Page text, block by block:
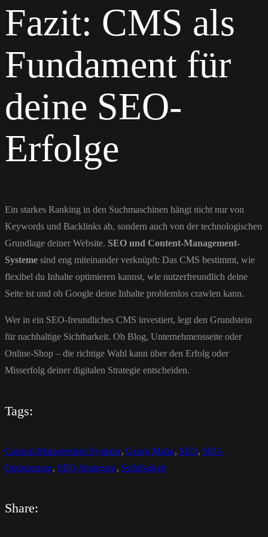
Fazit: CMS als
Fundament für
deine SEO-
Erfolge
Ein starkes Ranking in den Suchmaschinen hängt nicht nur von
Keywords und Backlinks ab, sondern auch von der technologischen
Grundlage deiner Website. SEO und Content-Management-
Systeme sind eng miteinander verknüpft: Das CMS bestimmt, wie
flexibel du Inhalte optimieren kannst, wie nutzerfreundlich deine
Seite ist und ob Google deine Inhalte problemlos crawlen kann.
Wer in ein SEO-freundliches CMS investiert, legt den Grundstein
für nachhaltige Sichtbarkeit. Ob Blog, Unternehmensseite oder
Online-Shop – die richtige Wahl kann über den Erfolg oder
Misserfolg deiner digitalen Strategie entscheiden.
Tags:
Content-Management-Systeme, Georg Mahn, SEO, SEO-
Optimierung, SEO-Strategien, Sichtbarkeit
Share: